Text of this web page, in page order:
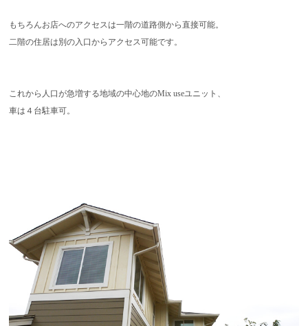
もちろんお店へのアクセスは一階の道路側から直接可能。
二階の住居は別の入口からアクセス可能です。
これから人口が急増する地域の中心地のMix useユニット、
車は４台駐車可。